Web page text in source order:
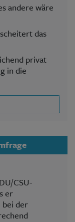
andere wäre
das
privat
in die
CSU-
er
bei der